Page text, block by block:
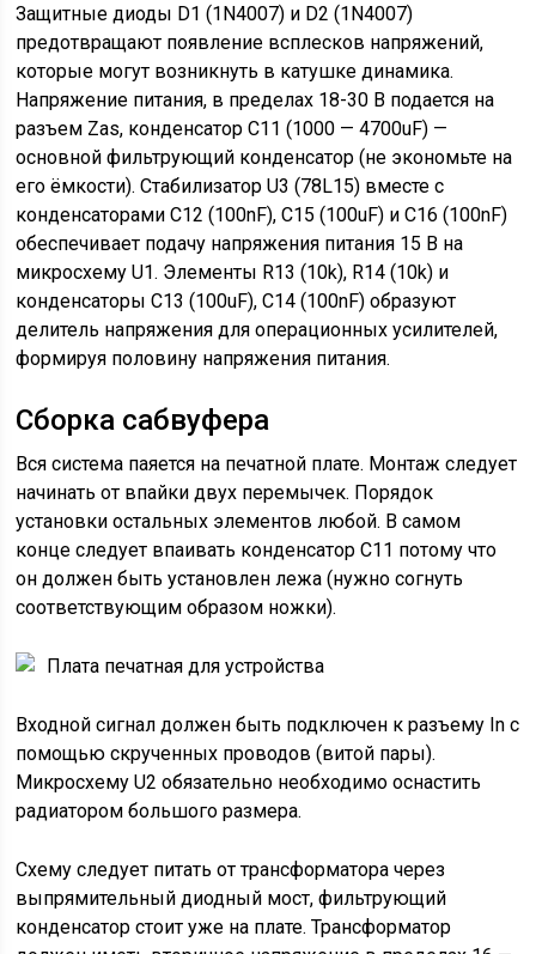
Защитные диоды D1 (1N4007) и D2 (1N4007)
предотвращают появление всплесков напряжений,
которые могут возникнуть в катушке динамика.
Напряжение питания, в пределах 18-30 В подается на
разъем Zas, конденсатор C11 (1000 — 4700uF) —
основной фильтрующий конденсатор (не экономьте на
его ёмкости). Стабилизатор U3 (78L15) вместе с
конденсаторами C12 (100nF), C15 (100uF) и C16 (100nF)
обеспечивает подачу напряжения питания 15 В на
микросхему U1. Элементы R13 (10k), R14 (10k) и
конденсаторы C13 (100uF), C14 (100nF) образуют
делитель напряжения для операционных усилителей,
формируя половину напряжения питания.
Сборка сабвуфера
Вся система паяется на печатной плате. Монтаж следует
начинать от впайки двух перемычек. Порядок
установки остальных элементов любой. В самом
конце следует впаивать конденсатор C11 потому что
он должен быть установлен лежа (нужно согнуть
соответствующим образом ножки).
Плата печатная для устройства
Входной сигнал должен быть подключен к разъему In с
помощью скрученных проводов (витой пары).
Микросхему U2 обязательно необходимо оснастить
радиатором большого размера.
Схему следует питать от трансформатора через
выпрямительный диодный мост, фильтрующий
конденсатор стоит уже на плате. Трансформатор